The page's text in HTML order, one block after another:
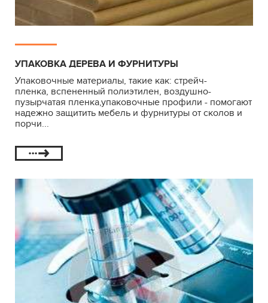
УПАКОВКА ДЕРЕВА И ФУРНИТУРЫ
Упаковочные материалы, такие как: стрейч-
пленка, вспененный полиэтилен, воздушно-
пузырчатая пленка,упаковочные профили - помогают
надежно защитить мебель и фурнитуры от сколов и
порчи...